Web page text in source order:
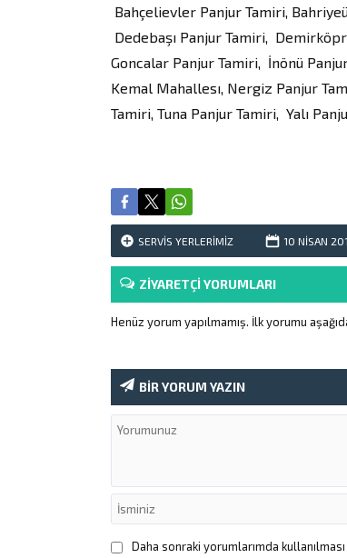
Bahçelievler Panjur Tamiri,
Dedebaşı Panjur Tamiri,
Goncalar Panjur Tamiri, İnönü
Kemal Mahallesı, Nergiz Panjur
Tamiri, Tuna Panjur Tamiri, Yalı
SERVIS YERLERIMIZ 10 NISAN
ZİYARETÇİ YORUMLARI
Henüz yorum yapılmamış. İlk yorumu
BİR YORUM YAZIN
Daha sonraki yorumlarımda